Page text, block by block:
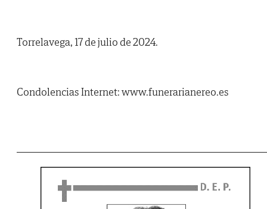
Torrelavega, 17 de julio de 2024.
Condolencias Internet: www.funerarianereo.es